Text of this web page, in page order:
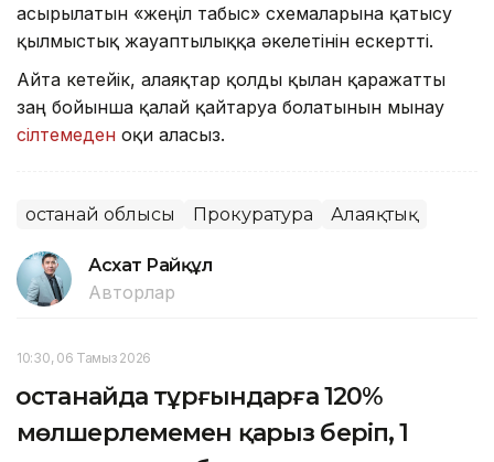
асырылатын «жеңіл табыс» схемаларына қатысу
қылмыстық жауаптылыққа әкелетінін ескертті.
Айта кетейік, алаяқтар қолды қылған қаражатты
заң бойынша қалай қайтаруға болатынын мынау
сілтемеден оқи аласыз.
Қостанай облысы Прокуратура Алаяқтық
Асхат Райқұл
Авторлар
10:30, 06 Тамыз 2026
Қостанайда тұрғындарға 120%
мөлшерлемемен қарыз беріп, 1